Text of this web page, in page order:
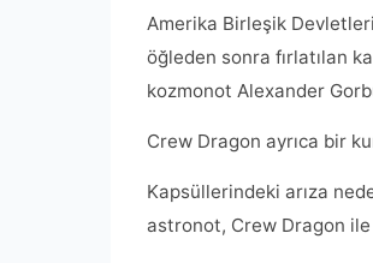
Amerika Birleşik
öğleden sonra fırlatılan
kozmonot Alexander
Crew Dragon ayrıca bir
Kapsüllerindeki arıza
astronot, Crew Dragon